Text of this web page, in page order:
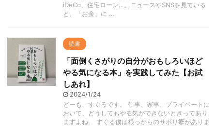
iDeCo、住宅ローン…。ニュースやSNSを見ている
と、「お金」に ...
読書
「面倒くさがりの自分がおもしろいほど
やる気になる本」を実践してみた【お試
しあれ】
2024/1/24
どーも、すぐるです。 仕事、家事、プライベートに
おいて、どうしてもやる気ができないときってあり
ますよね。 すぐる僕は根っからのサボり癖がありま